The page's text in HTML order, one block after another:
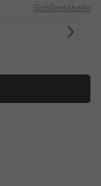
Größentabelle